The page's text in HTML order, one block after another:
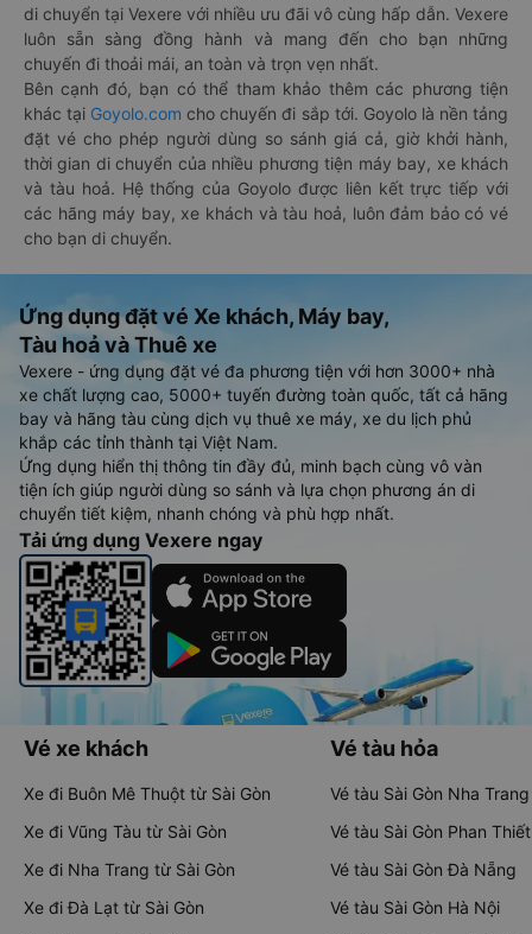
di chuyển tại Vexere với nhiều ưu đãi vô cùng hấp dẫn. Vexere
luôn sẵn sàng đồng hành và mang đến cho bạn những
chuyến đi thoải mái, an toàn và trọn vẹn nhất.
Bên cạnh đó, bạn có thể tham khảo thêm các phương tiện
khác tại Goyolo.com cho chuyến đi sắp tới. Goyolo là nền tảng
đặt vé cho phép người dùng so sánh giá cả, giờ khởi hành,
thời gian di chuyển của nhiều phương tiện máy bay, xe khách
và tàu hoả. Hệ thống của Goyolo được liên kết trực tiếp với
các hãng máy bay, xe khách và tàu hoả, luôn đảm bảo có vé
cho bạn di chuyển.
Ứng dụng đặt vé Xe khách, Máy bay,
Tàu hoả và Thuê xe
Vexere - ứng dụng đặt vé đa phương tiện với hơn 3000+ nhà
xe chất lượng cao, 5000+ tuyến đường toàn quốc, tất cả hãng
bay và hãng tàu cùng dịch vụ thuê xe máy, xe du lịch phủ
khắp các tỉnh thành tại Việt Nam.
Ứng dụng hiển thị thông tin đầy đủ, minh bạch cùng vô vàn
tiện ích giúp người dùng so sánh và lựa chọn phương án di
chuyển tiết kiệm, nhanh chóng và phù hợp nhất.
Tải ứng dụng Vexere ngay
Vé xe khách
Xe đi Buôn Mê Thuột từ Sài Gòn
Xe đi Vũng Tàu từ Sài Gòn
Xe đi Nha Trang từ Sài Gòn
Xe đi Đà Lạt từ Sài Gòn
Vé tàu hỏa
Vé tàu Sài Gòn Nha Trang
Vé tàu Sài Gòn Phan Thiết
Vé tàu Sài Gòn Đà Nẵng
Vé tàu Sài Gòn Hà Nội